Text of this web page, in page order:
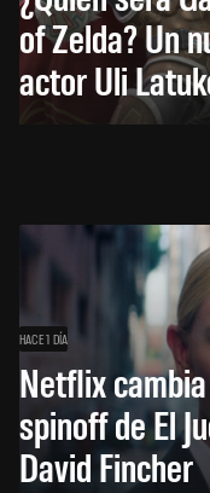
of Zelda? Un
actor Uli
HACE 1 DÍA
Netflix
spinoff de El
David Fincher